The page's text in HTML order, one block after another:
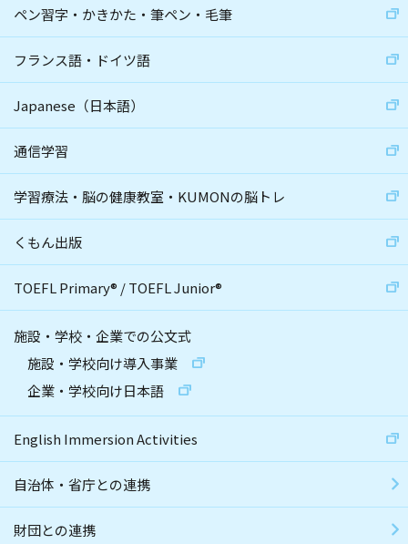
ペン習字・かきかた・筆ペン・毛筆
フランス語・ドイツ語
Japanese（日本語）
通信学習
学習療法・脳の健康教室・KUMONの脳トレ
くもん出版
TOEFL Primary® /TOEFL Junior®
施設・学校・企業での公文式
施設・学校向け導入事業
企業・学校向け日本語
English Immersion Activities
自治体・省庁との連携
財団との連携